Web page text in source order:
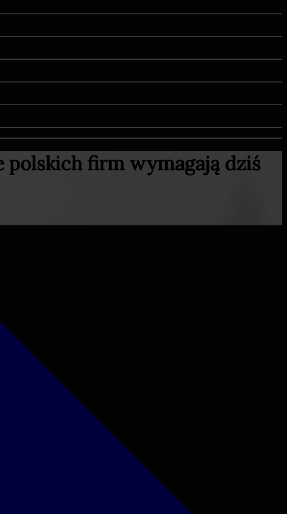
polskich firm wymagają dziś